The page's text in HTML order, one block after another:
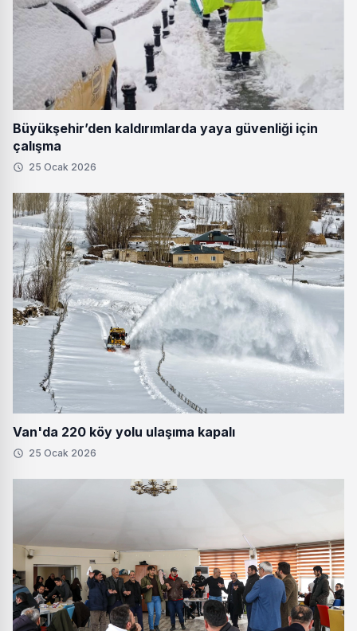
Büyükşehir’den kaldırımlarda yaya güvenliği için
çalışma
25 Ocak 2026
Van'da 220 köy yolu ulaşıma kapalı
25 Ocak 2026